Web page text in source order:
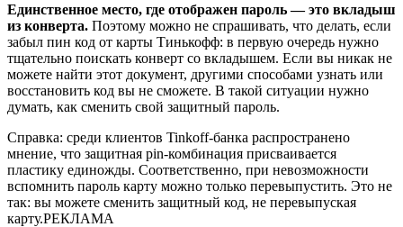
Единственное место, где отображен пароль — это вкладыш
из конверта. Поэтому можно не спрашивать, что делать, если
забыл пин код от карты Тинькофф: в первую очередь нужно
тщательно поискать конверт со вкладышем. Если вы никак не
можете найти этот документ, другими способами узнать или
восстановить код вы не сможете. В такой ситуации нужно
думать, как сменить свой защитный пароль.
Справка: среди клиентов Tinkoff-банка распространено
мнение, что защитная pin-комбинация присваивается
пластику единожды. Соответственно, при невозможности
вспомнить пароль карту можно только перевыпустить. Это не
так: вы можете сменить защитный код, не перевыпуская
карту.РЕКЛАМА